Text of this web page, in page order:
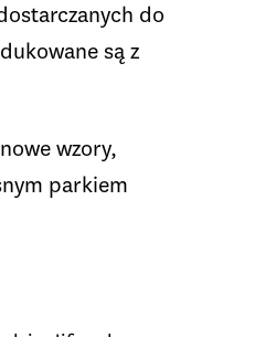
do
są z
wzory,
parkiem